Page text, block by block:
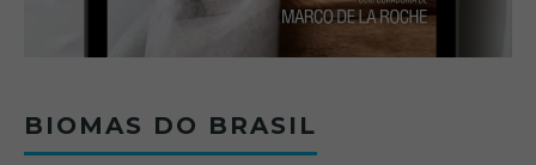
BIOMAS DO BRASIL